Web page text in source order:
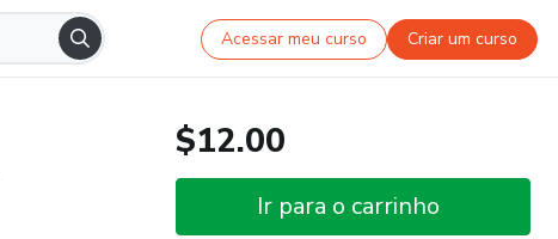
Acessar meu curso Criar um curso
$12.00
Ir para o carrinho